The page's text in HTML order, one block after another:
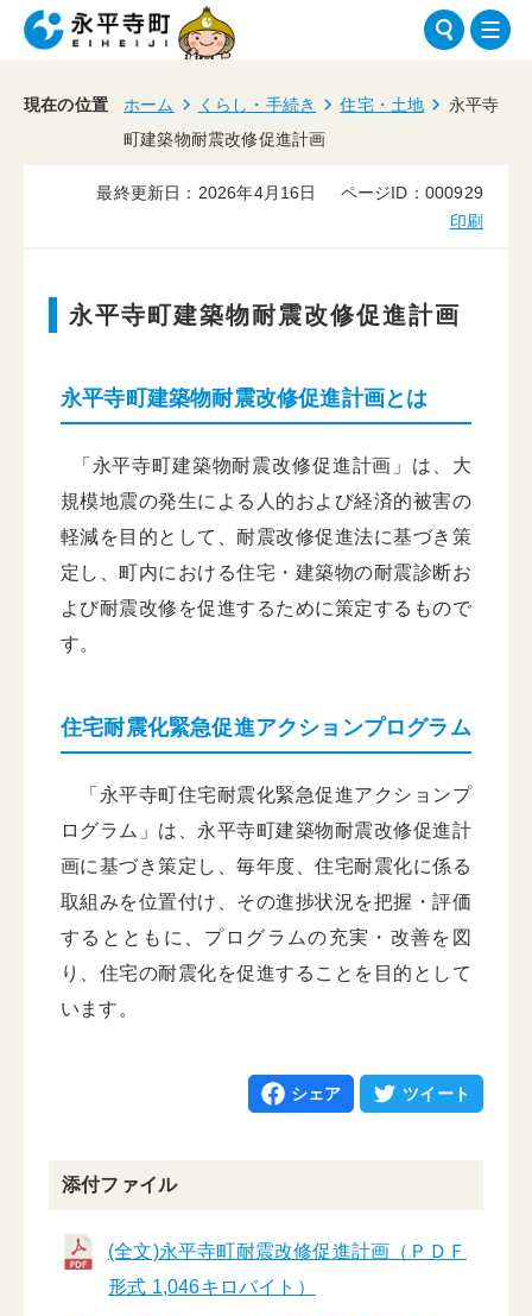
現在の位置 ホーム くらし・手続き 住宅・土地
永平寺
町建築物耐震改修促進計画
最終更新日：2026年4月16日
ページID：000929
印刷
永平寺町建築物耐震改修促進計画
永平寺町建築物耐震改修促進計画とは
「永平寺町建築物耐震改修促進計画」は、大
規模地震の発生による人的および経済的被害の
軽減を目的として、耐震改修促進法に基づき策
定し、町内における住宅・建築物の耐震診断お
よび耐震改修を促進するために策定するもので
す。
住宅耐震化緊急促進アクションプログラム
「永平寺町住宅耐震化緊急促進アクションプ
ログラム」は、永平寺町建築物耐震改修促進計
画に基づき策定し、毎年度、住宅耐震化に係る
取組みを位置付け、その進捗状況を把握・評価
するとともに、プログラムの充実・改善を図
り、住宅の耐震化を促進することを目的として
います。
シェア ツイート
添付ファイル
(全文)永平寺町耐震改修促進計画（ＰＤＦ
形式 1,046キロバイト）